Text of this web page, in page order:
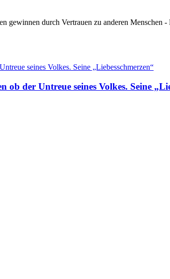
gewinnen durch Vertrauen zu anderen
der Untreue seines Volkes. Seine